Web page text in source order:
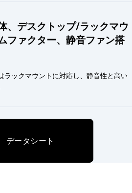
、デスクトップ/ラックマウ
ファクター、静音ファン搭
ラックマウントに対応し、静音性と高い
データシート